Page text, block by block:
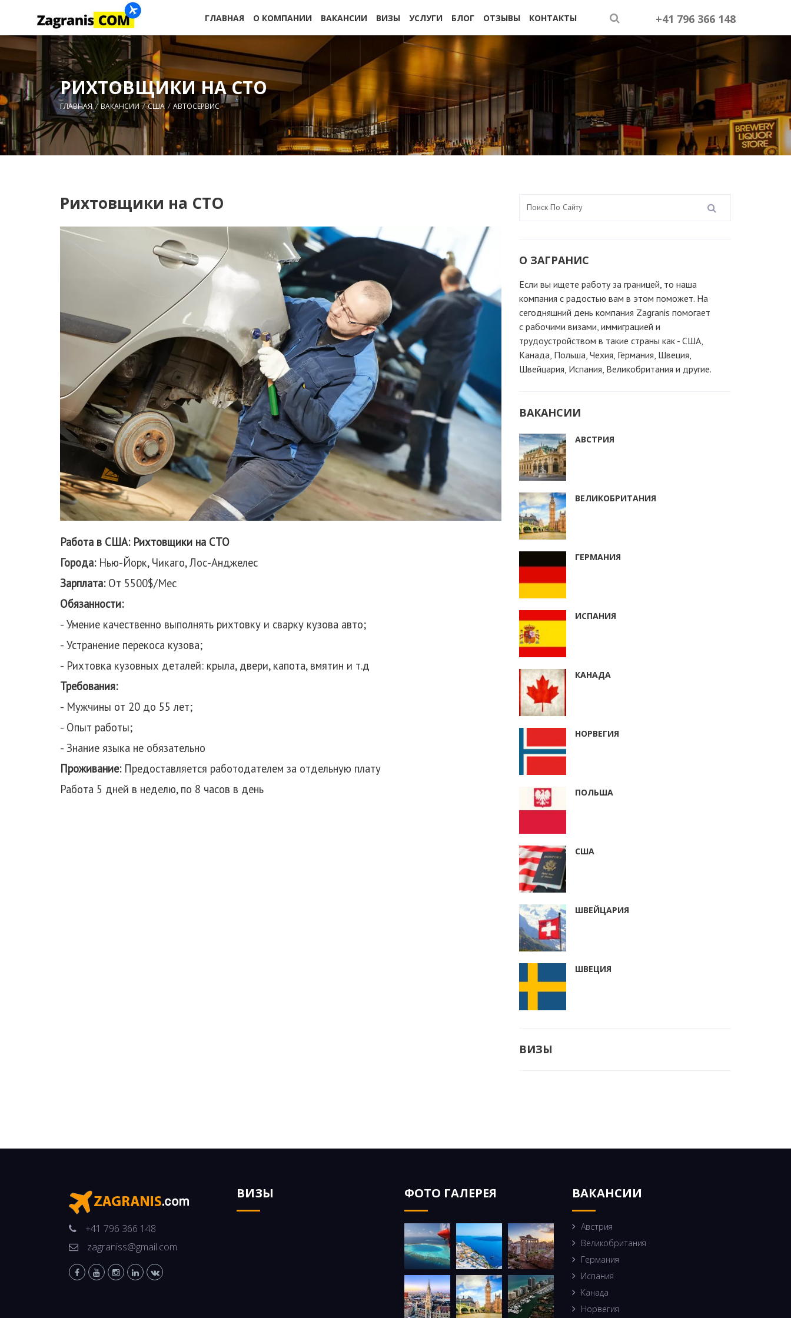
ГЛАВНАЯ О КОМПАНИИ ВАКАНСИИ ВИЗЫ УСЛУГИ БЛОГ ОТЗЫВЫ КОНТАКТЫ +41 796 366 148
РИХТОВЩИКИ НА СТО
ГЛАВНАЯ ВАКАНСИИ США АВТОСЕРВИС
Рихтовщики на СТО
Работа в США: Рихтовщики на СТО
Города:Нью-Йорк, Чикаго, Лос-Анджелес
Зарплата:От 5500$/Мес
Обязанности:
- Умение качественно выполнять рихтовку и сварку кузова авто;
- Устранение перекоса кузова;
- Рихтовка кузовных деталей: крыла, двери, капота, вмятин и т.д
Требования:
- Мужчины от 20 до 55 лет;
- Опыт работы;
- Знание языка не обязательно
Проживание:Предоставляется работодателем за отдельную плату
Работа 5 дней в неделю, по 8 часов в день
О ЗАГРАНИС
Если вы ищете работу за границей, то наша
компания c радостью вам в этом поможет. На
сегодняшний день компания Zagranis помогает
с рабочими визами, иммиграцией и
трудоустройством в такие страны как - США,
Канада, Польша, Чехия, Германия, Швеция,
Швейцария, Испания, Великобритания и другие.
ВАКАНСИИ
АВСТРИЯ
ВЕЛИКОБРИТАНИЯ
ГЕРМАНИЯ
ИСПАНИЯ
КАНАДА
НОРВЕГИЯ
ПОЛЬША
США
ШВЕЙЦАРИЯ
ШВЕЦИЯ
ВИЗЫ
+41 796 366 148
zagraniss@gmail.com
ВИЗЫ ФОТО ГАЛЕРЕЯ ВАКАНСИИ
Австрия
Великобритания
Германия
Испания
Канада
Норвегия